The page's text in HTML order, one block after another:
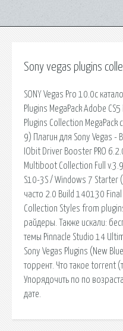
Sony vegas plugins
SONY Vegas Pro 10.0c
Plugins MegaPack Adobe
Plugins Collection
9) Плагин для Sony Vegas -
IObit Driver Booster PRO
Multiboot Collection Full
S10-3S / Windows 7 Starter
часто 2.0 Build 140130
Collection Styles from
райдеры. Также искали:
темы Pinnacle Studio 14
Sony Vegas Plugins (New
торрент. Что такое torrent
Упорядочить по по
дате.